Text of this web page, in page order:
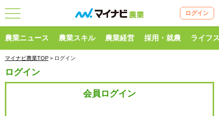
ログイン
農業ニュース 農業スキル 農業経営 採用・就農 ライフ
マイナビ農業TOP > ログイン
ログイン
会員ログイン